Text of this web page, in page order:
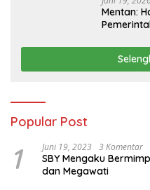
Mentan:
Pertanian
Popular Post
1 Juni 19, 2023 3 Komentar
SBY Mengaku
dan Megawati